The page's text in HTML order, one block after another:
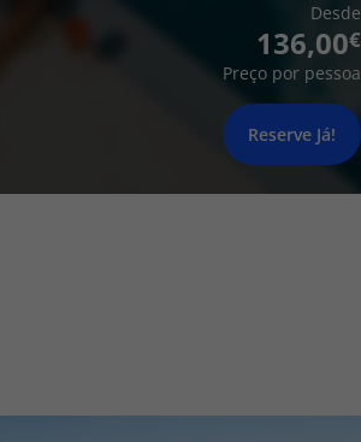
Desde
136,00
Preço por pessoa
Reserve Já!